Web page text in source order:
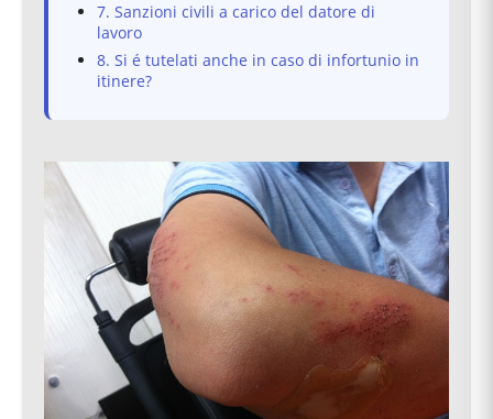
7. Sanzioni civili a carico del datore di
lavoro
8. Si é tutelati anche in caso di infortunio in
itinere?